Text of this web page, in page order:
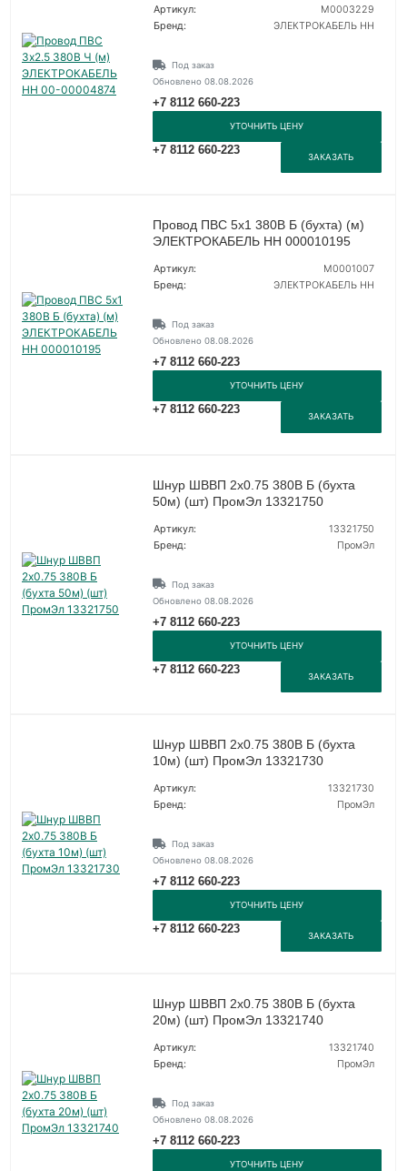
Артикул:
M0003229
Бренд:
ЭЛЕКТРОКАБЕЛЬ НН
Под заказ
Обновлено 08.08.2026
+7 8112 660-223
УТОЧНИТЬ ЦЕНУ
+7 8112 660-223
ЗАКАЗАТЬ
Провод ПВС 5х1 380В Б (бухта) (м)
ЭЛЕКТРОКАБЕЛЬ НН 000010195
Артикул:
M0001007
Бренд:
ЭЛЕКТРОКАБЕЛЬ НН
Под заказ
Обновлено 08.08.2026
+7 8112 660-223
УТОЧНИТЬ ЦЕНУ
+7 8112 660-223
ЗАКАЗАТЬ
Шнур ШВВП 2х0.75 380В Б (бухта
50м) (шт) ПромЭл 13321750
Артикул:
13321750
Бренд:
ПромЭл
Под заказ
Обновлено 08.08.2026
+7 8112 660-223
УТОЧНИТЬ ЦЕНУ
+7 8112 660-223
ЗАКАЗАТЬ
Шнур ШВВП 2х0.75 380В Б (бухта
10м) (шт) ПромЭл 13321730
Артикул:
13321730
Бренд:
ПромЭл
Под заказ
Обновлено 08.08.2026
+7 8112 660-223
УТОЧНИТЬ ЦЕНУ
+7 8112 660-223
ЗАКАЗАТЬ
Шнур ШВВП 2х0.75 380В Б (бухта
20м) (шт) ПромЭл 13321740
Артикул:
13321740
Бренд:
ПромЭл
Под заказ
Обновлено 08.08.2026
+7 8112 660-223
УТОЧНИТЬ ЦЕНУ